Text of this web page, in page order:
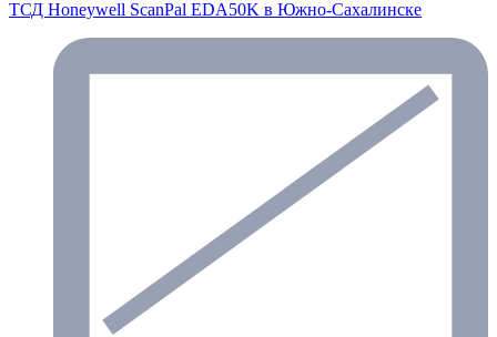
ТСД Honeywell ScanPal EDA50K в Южно-Сахалинске